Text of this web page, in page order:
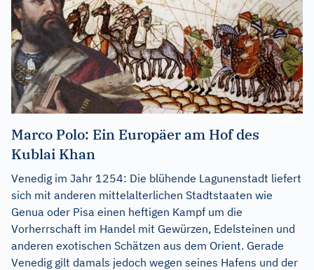
Marco Polo: Ein Europäer am Hof des
Kublai Khan
Venedig im Jahr 1254: Die blühende Lagunenstadt liefert
sich mit anderen mittelalterlichen Stadtstaaten wie
Genua oder Pisa einen heftigen Kampf um die
Vorherrschaft im Handel mit Gewürzen, Edelsteinen und
anderen exotischen Schätzen aus dem Orient. Gerade
Venedig gilt damals jedoch wegen seines Hafens und der